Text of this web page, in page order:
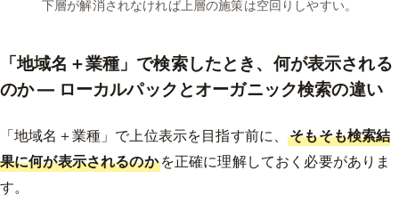
下層が解消されなければ上層の施策は空回りしやすい。
「地域名＋業種」で検索したとき、何が表示される
のか — ローカルパックとオーガニック検索の違い
「地域名＋業種」で上位表示を目指す前に、そもそも検索結
果に何が表示されるのかを正確に理解しておく必要がありま
す。